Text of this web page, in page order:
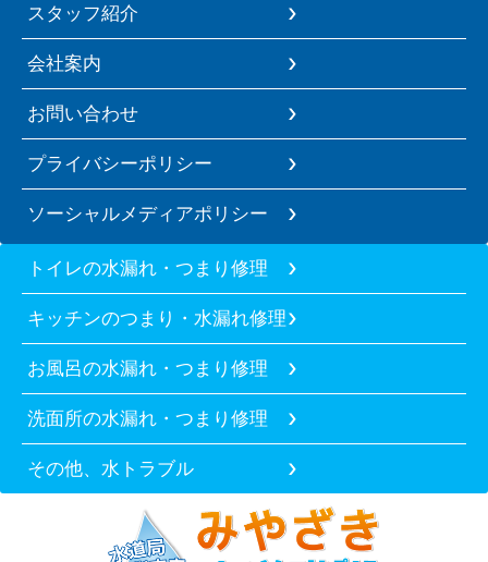
スタッフ紹介
会社案内
お問い合わせ
プライバシーポリシー
ソーシャルメディアポリシー
トイレの水漏れ・つまり修理
キッチンのつまり・水漏れ修理
お風呂の水漏れ・つまり修理
洗面所の水漏れ・つまり修理
その他、水トラブル